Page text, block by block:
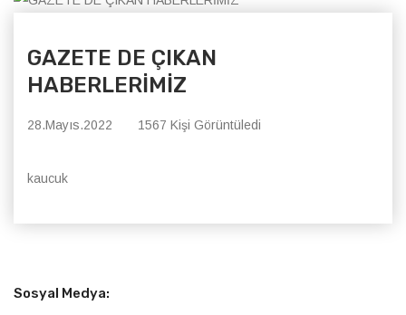
GAZETE DE ÇIKAN
HABERLERİMİZ
28.Mayıs.2022 1567 Kişi Görüntüledi
kaucuk
Sosyal Medya: